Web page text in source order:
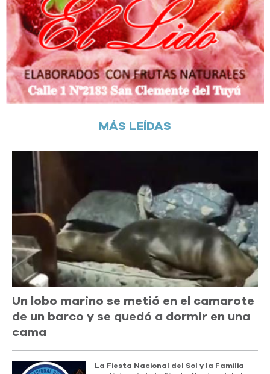
MÁS LEÍDAS
Un lobo marino se metió en el camarote
de un barco y se quedó a dormir en una
cama
La Fiesta Nacional del Sol y la Familia